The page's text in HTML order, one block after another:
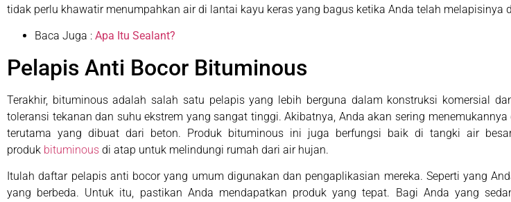
tidak perlu khawatir menumpahkan air di lantai kayu keras yang bagus ketika Anda telah melapisinya
Baca Juga : Apa Itu Sealant?
Pelapis Anti Bocor Bituminous
Terakhir, bituminous adalah salah satu pelapis yang lebih berguna dalam konstruksi komersial
toleransi tekanan dan suhu ekstrem yang sangat tinggi. Akibatnya, Anda akan sering
terutama yang dibuat dari beton. Produk bituminous ini juga berfungsi baik di tangki air
produk bituminous di atap untuk melindungi rumah dari air hujan.
Itulah daftar pelapis anti bocor yang umum digunakan dan pengaplikasian mereka. Seperti yang
yang berbeda. Untuk itu, pastikan Anda mendapatkan produk yang tepat. Bagi Anda yang